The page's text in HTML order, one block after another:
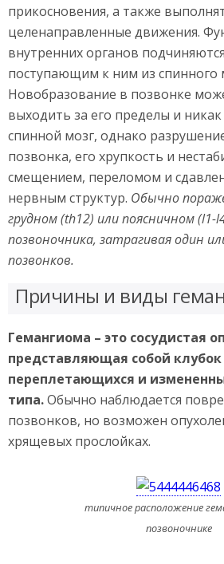
прикосновения, а также
целенаправленные движения.
внутренних органов
поступающим к ним из спинного
Новобразование в позвонке
выходить за его пределы и
спинной мозг, однако
позвонка, его хрупкость и
смещением, переломом и
нервным структур. Обычно
грудном (th12) или поясничном (l1-
позвоночника, затрагивая один
позвонков.
Причины и виды
Гемангиома – это сосудистая
представляющая собой клубок
переплетающихся и
типа.Обычно наблюдается
позвонков, но возможен
хрящевых прослойках.
типичное расположение
позвоночнике